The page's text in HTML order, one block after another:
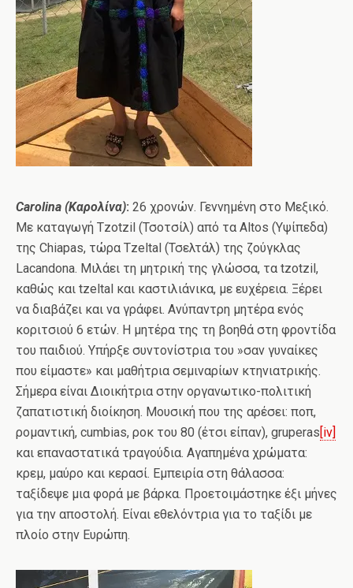
Carolina (Καρολίνα): 26 χρονών. Γεννημένη στο Μεξικό.
Με καταγωγή Tzotzil (Τσοτσίλ) από τα Altos (Υψίπεδα)
της Chiapas, τώρα Tzeltal (Τσελτάλ) της ζούγκλας
Lacandona. Μιλάει τη μητρική της γλώσσα, τα tzotzil,
καθώς και tzeltal και καστιλιάνικα, με ευχέρεια. Ξέρει
να διαβάζει και να γράφει. Ανύπαντρη μητέρα ενός
κοριτσιού 6 ετών. Η μητέρα της τη βοηθά στη φροντίδα
του παιδιού. Υπήρξε συντονίστρια του »σαν γυναίκες
που είμαστε» και μαθήτρια σεμιναρίων κτηνιατρικής.
Σήμερα είναι Διοικήτρια στην οργανωτικο-πολιτική
ζαπατιστική διοίκηση. Μουσική που της αρέσει: ποπ,
ρομαντική, cumbias, ροκ του 80 (έτσι είπαν), gruperas[iv]
και επαναστατικά τραγούδια. Αγαπημένα χρώματα:
κρεμ, μαύρο και κερασί. Εμπειρία στη θάλασσα:
ταξίδεψε μια φορά με βάρκα. Προετοιμάστηκε έξι μήνες
για την αποστολή. Είναι εθελόντρια για το ταξίδι με
πλοίο στην Ευρώπη.